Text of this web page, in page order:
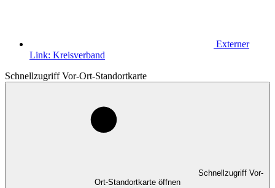
Externer
Link: Kreisverband
Schnellzugriff Vor-Ort-Standortkarte
Schnellzugriff Vor-
Ort-Standortkarte öffnen